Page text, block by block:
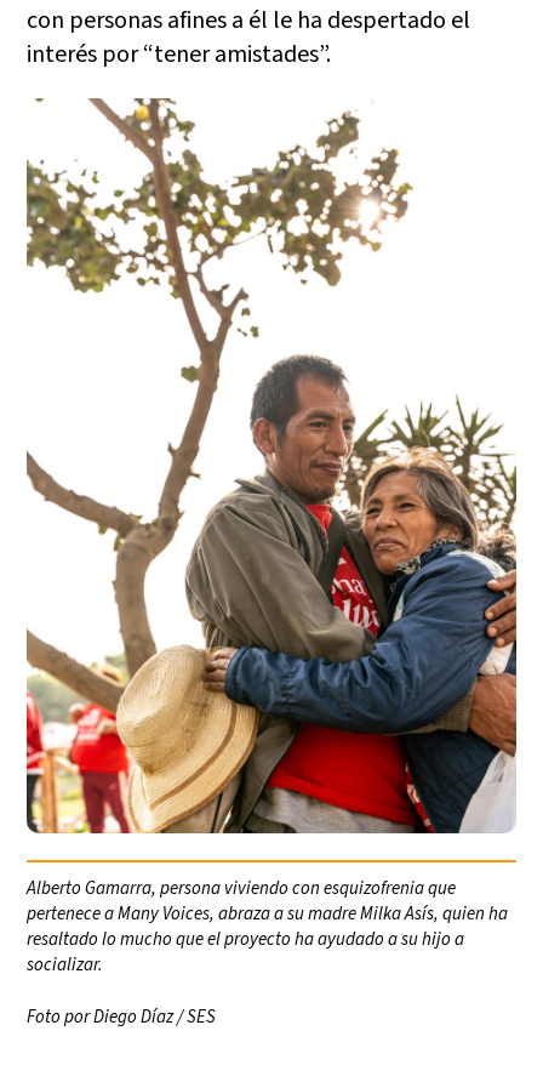
con personas afines a él le ha despertado el
interés por “tener amistades”.
Alberto Gamarra, persona viviendo con esquizofrenia que
pertenece a Many Voices, abraza a su madre Milka Asís, quien ha
resaltado lo mucho que el proyecto ha ayudado a su hijo a
socializar.
Foto por Diego Díaz / SES